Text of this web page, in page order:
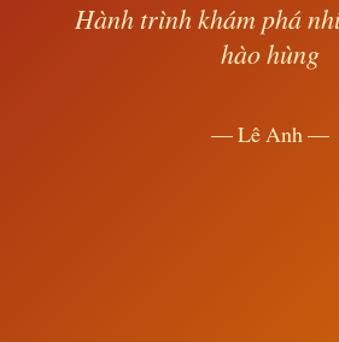
Hành trình khám phá
hào hùng
— Lê Anh —